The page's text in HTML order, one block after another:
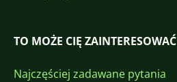
TO MOŻE CIĘ ZAINTERESOWAĆ
Najczęściej zadawane pytania